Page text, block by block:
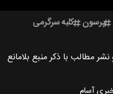
پرسون کلبه سرگرمی
مطالب با ذکر منبع بلامانع
آسام